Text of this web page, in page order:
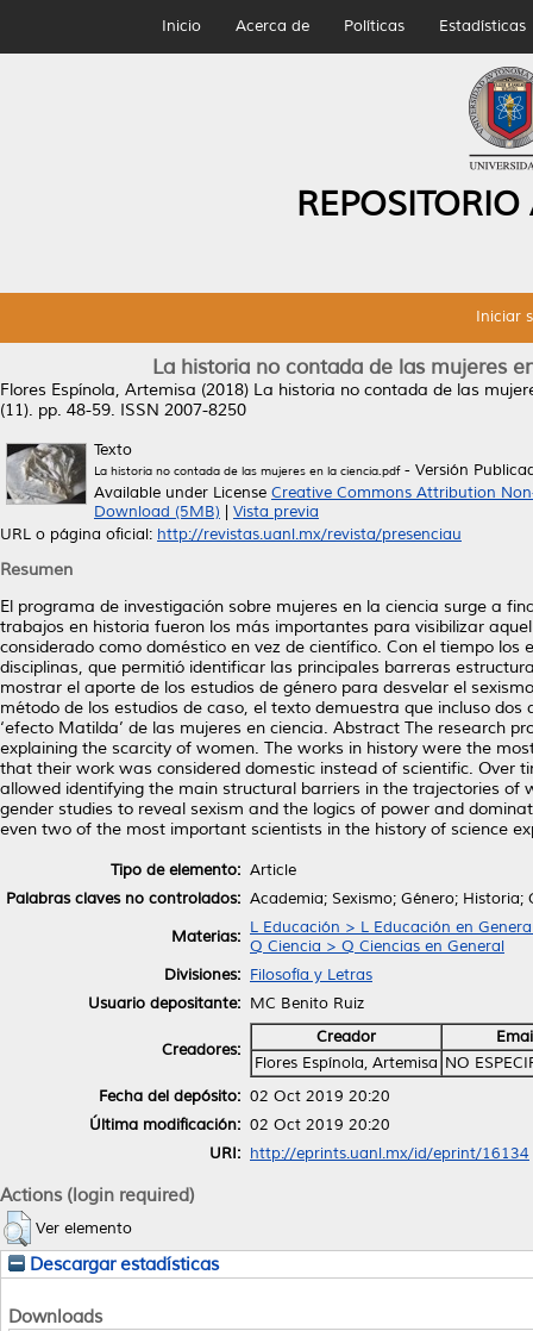
Inicio Acerca de Políticas Estadísticas
Iniciar
La historia no contada de las mujeres
Flores Espínola, Artemisa (2018) La historia no contada de las
(11). pp. 48-59. ISSN 2007-8250
Texto
La historia no contada de las mujeres en la ciencia.pdf- Versión
Available under License Creative Commons Attribution
Download (5MB)
Vista previa
URL o página oficial: http://revistas.uanl.mx/revista/presenciau
Resumen
El programa de investigación sobre mujeres en la ciencia surge a
trabajos en historia fueron los más importantes para visibilizar
considerado como doméstico en vez de científico. Con el tiempo
disciplinas, que permitió identificar las principales barreras
mostrar el aporte de los estudios de género para desvelar el
método de los estudios de caso, el texto demuestra que incluso
‘efecto Matilda’ de las mujeres en ciencia. Abstract The research
explaining the scarcity of women. The works in history were the
that their work was considered domestic instead of scientific. Over
allowed identifying the main structural barriers in the trajectories of
gender studies to reveal sexism and the logics of power and
even two of the most important scientists in the history of science
Tipo de elemento: Article
Palabras claves no controlados: Academia; Sexismo; Género; Historia;
Materias: L Educación > L Educación en
Q Ciencia > Q Ciencias en General
Divisiones: Filosofía y Letras
Usuario depositante: MC Benito Ruiz
Creadores:
Creador
Flores Espínola, Artemisa NO
Fecha del depósito: 02 Oct 2019 20:20
Última modificación: 02 Oct 2019 20:20
URI: http://eprints.uanl.mx/id/eprint/16134
Actions (login required)
Ver elemento
Descargar estadísticas
Downloads